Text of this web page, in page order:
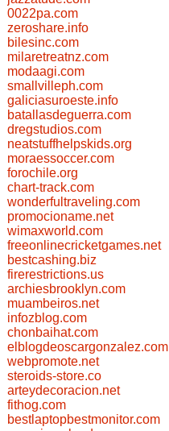
0022pa.com
zeroshare.info
bilesinc.com
milaretreatnz.com
modaagi.com
smallvilleph.com
galiciasuroeste.info
batallasdeguerra.com
dregstudios.com
neatstuffhelpskids.org
moraessoccer.com
forochile.org
chart-track.com
wonderfultraveling.com
promocioname.net
wimaxworld.com
freeonlinecricketgames.net
bestcashing.biz
firerestrictions.us
archiesbrooklyn.com
muambeiros.net
infozblog.com
chonbaihat.com
elblogdeoscargonzalez.com
webpromote.net
steroids-store.co
arteydecoracion.net
fithog.com
bestlaptopbestmonitor.com